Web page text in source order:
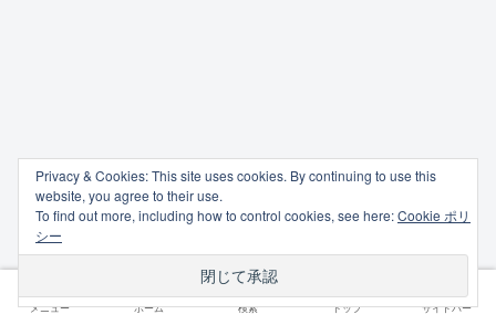
メニュー ホーム 検索 トップ サイドバー
Privacy & Cookies: This site uses cookies. By continuing to use this
website, you agree to their use.
To find out more, including how to control cookies, see here:Cookie ポリ
シー